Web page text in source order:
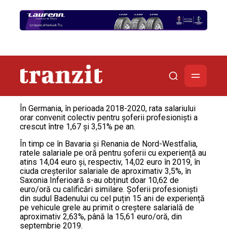
În Germania, în perioada 2018-2020, rata salariului
orar convenit colectiv pentru șoferii profesioniști a
crescut între 1,67 și 3,51% pe an.
În timp ce în Bavaria și Renania de Nord-Westfalia,
ratele salariale pe oră pentru şoferii cu experiență au
atins 14,04 euro și, respectiv, 14,02 euro în 2019, în
ciuda creșterilor salariale de aproximativ 3,5%, în
Saxonia Inferioară s-au obținut doar 10,62 de
euro/oră cu calificări similare. Șoferii profesioniști
din sudul Badenului cu cel puțin 15 ani de experiență
pe vehicule grele au primit o creștere salarială de
aproximativ 2,63%, până la 15,61 euro/oră, din
septembrie 2019.